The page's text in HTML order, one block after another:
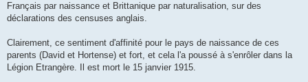
Français par naissance et Brittanique par naturalisation, sur des
déclarations des censuses anglais.
Clairement, ce sentiment d'affinité pour le pays de naissance de ces
parents (David et Hortense) et fort, et cela l'a poussé à s'enrôler dans la
Légion Etrangère. Il est mort le 15 janvier 1915.